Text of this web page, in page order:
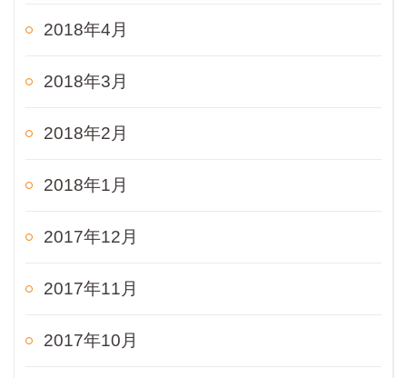
2018年4月
2018年3月
2018年2月
2018年1月
2017年12月
2017年11月
2017年10月